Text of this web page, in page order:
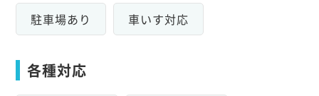
駐車場あり 車いす対応
各種対応